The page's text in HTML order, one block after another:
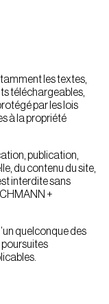
les textes,
téléchargeables,
par les lois
à la propriété
publication,
du contenu du site,
interdite sans
+
quelconque des
poursuites